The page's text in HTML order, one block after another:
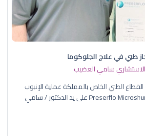
طبي في علاج الجلوكوما
الاستشاري سامي العضيب
الطبي الخاص بالمملكة عملية الإنبوب
المجهري "بريسرفلو" Preserflo Microshunt على يد الدكتور / سامي